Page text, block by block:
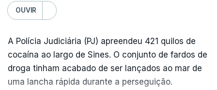
OUVIR
A Polícia Judiciária (PJ) apreendeu 421 quilos de
cocaína ao largo de Sines. O conjunto de fardos de
droga tinham acabado de ser lançados ao mar de
uma lancha rápida durante a perseguição.